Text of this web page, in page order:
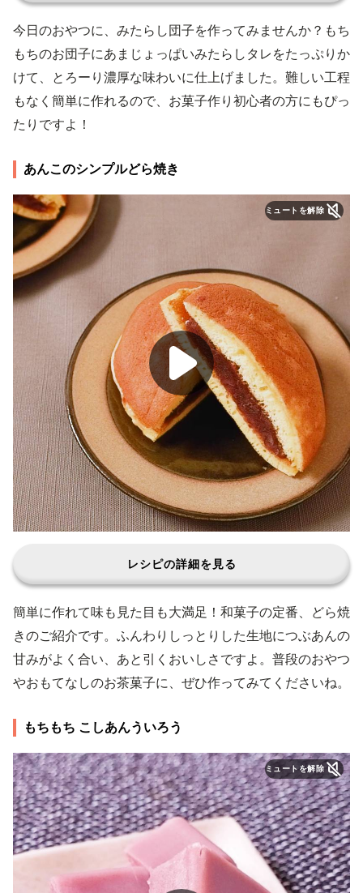
今日のおやつに、みたらし団子を作ってみませんか？もち
もちのお団子にあまじょっぱいみたらしタレをたっぷりか
けて、とろーり濃厚な味わいに仕上げました。難しい工程
もなく簡単に作れるので、お菓子作り初心者の方にもぴっ
たりですよ！
あんこのシンプルどら焼き
ミュートを解除
レシピの詳細を見る
簡単に作れて味も見た目も大満足！和菓子の定番、どら焼
きのご紹介です。ふんわりしっとりした生地につぶあんの
甘みがよく合い、あと引くおいしさですよ。普段のおやつ
やおもてなしのお茶菓子に、ぜひ作ってみてくださいね。
もちもち こしあんういろう
ミュートを解除